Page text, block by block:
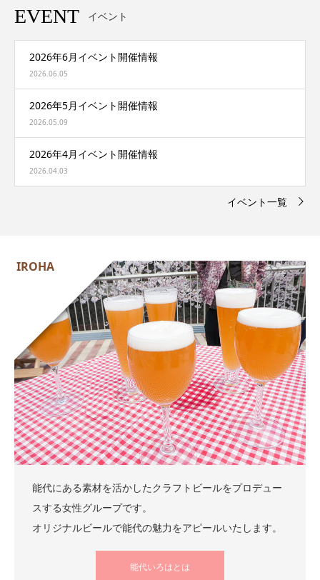
EVENT イベント
2026年6月イベント開催情報
2026.06.05
2026年5月イベント開催情報
2026.05.09
2026年4月イベント開催情報
2026.04.03
イベント一覧
IROHA
能代にある素材を活かしたクラフトビールをプロデュー
スする女性グループです。
オリジナルビールで能代の魅力をアピールいたします。
能代いろはとは